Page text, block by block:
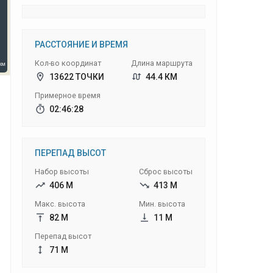
РАССТОЯНИЕ И ВРЕМЯ
Кол-во координат
13622 ТОЧКИ
Примерное время
02:46:28
Длина маршрута
44.4 КМ
ПЕРЕПАД ВЫСОТ
Набор высоты
406 М
Макс. высота
82 М
Перепад высот
71 М
Сброс высоты
413 М
Мин. высота
11 М